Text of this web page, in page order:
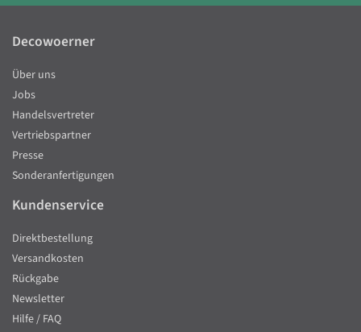
Decowoerner
Über uns
Jobs
Handelsvertreter
Vertriebspartner
Presse
Sonderanfertigungen
Kundenservice
Direktbestellung
Versandkosten
Rückgabe
Newsletter
Hilfe / FAQ